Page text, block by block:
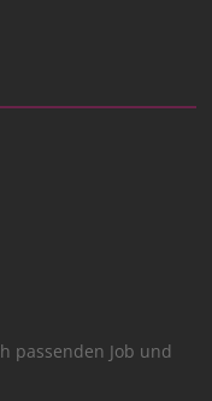
passenden Job und